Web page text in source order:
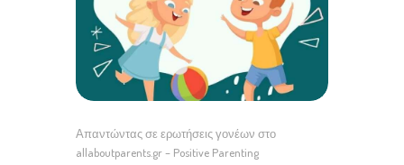
Απαντώντας σε ερωτήσεις γονέων στο
allaboutparents.gr – Positive Parenting